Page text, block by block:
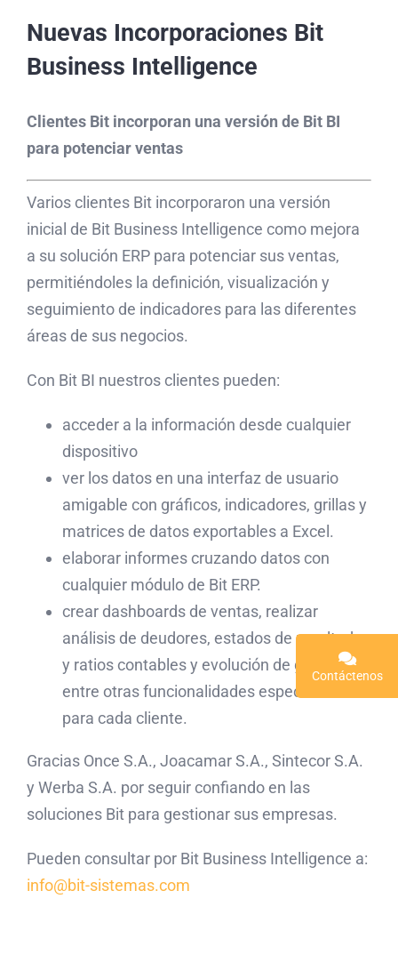
Contáctenos
Nuevas Incorporaciones Bit
Business Intelligence
Clientes Bit incorporan una versión de Bit BI
para potenciar ventas
Varios clientes Bit incorporaron una versión
inicial de Bit Business Intelligence como mejora
a su solución ERP para potenciar sus ventas,
permitiéndoles la definición, visualización y
seguimiento de indicadores para las diferentes
áreas de sus negocios.
Con Bit BI nuestros clientes pueden:
acceder a la información desde cualquier
dispositivo
ver los datos en una interfaz de usuario
amigable con gráficos, indicadores, grillas y
matrices de datos exportables a Excel.
elaborar informes cruzando datos con
cualquier módulo de Bit ERP.
crear dashboards de ventas, realizar
análisis de deudores, estados de resultados
y ratios contables y evolución de gastos
entre otras funcionalidades específicas
para cada cliente.
Gracias Once S.A., Joacamar S.A., Sintecor S.A.
y Werba S.A. por seguir confiando en las
soluciones Bit para gestionar sus empresas.
Pueden consultar por Bit Business Intelligence a:
info@bit-sistemas.com